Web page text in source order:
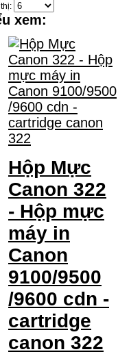
xem:
Hộp Mực
Canon 322
- Hộp mực
máy in
Canon
9100/9500
/9600 cdn -
cartridge
canon 322